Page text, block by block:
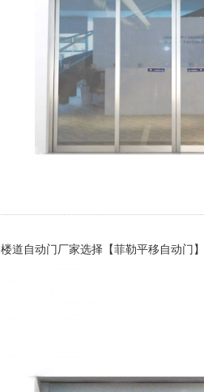
楼道自动门厂家选择【菲勒平移自动门